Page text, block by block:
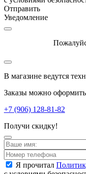
Отправить
Уведомление
В магазине ведутся
Заказы можно
+7 (906) 128-81-82
Получи скидку!
Я прочитал